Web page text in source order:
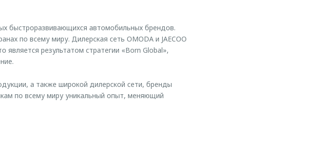
быстроразвивающихся автомобильных брендов.
по всему миру. Дилерская сеть OMODA и JAECOO
результатом стратегии «Born Global»,
а также широкой дилерской сети, бренды
по всему миру уникальный опыт, меняющий